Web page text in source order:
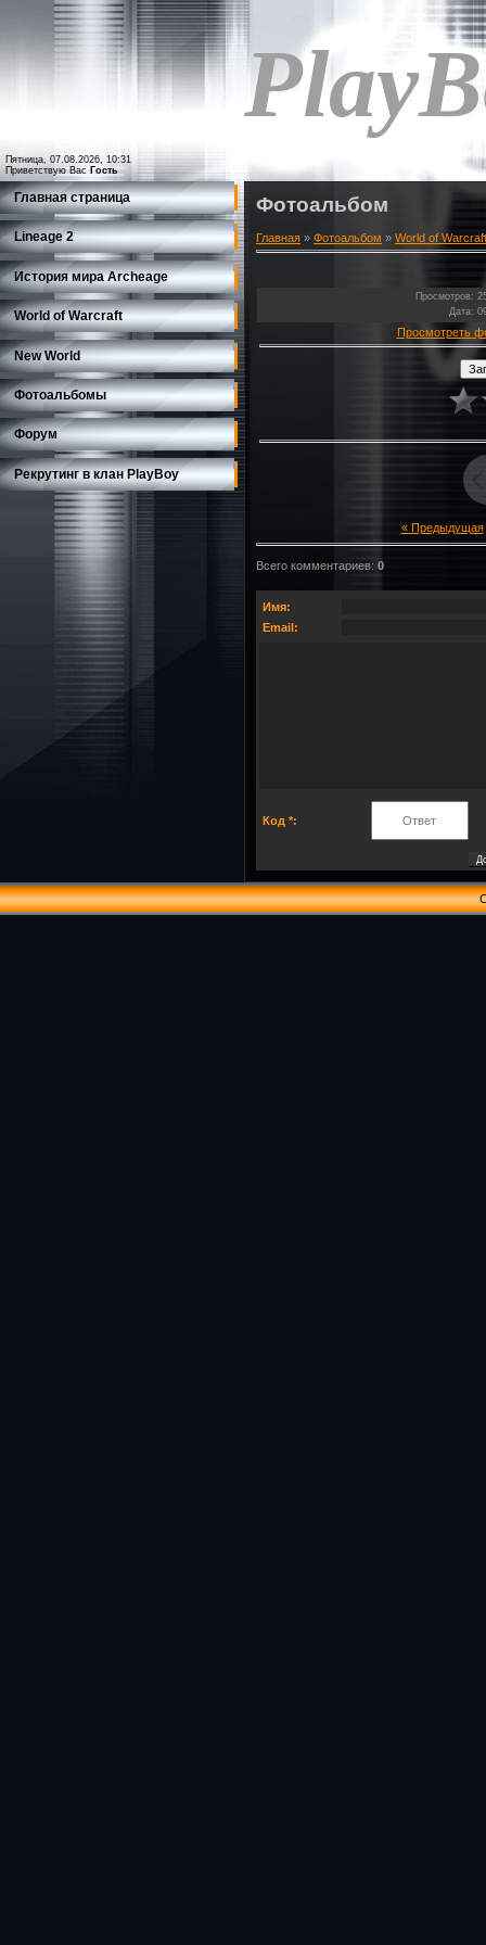
Пятница, 07.08.2026, 10:31
Приветствую Вас Гость
Главная страница
Lineage 2
История мира Archeage
World of Warcraft
New World
Фотоальбомы
Форум
Рекрутинг в клан PlayBoy
Фотоальбом
Главная » Фотоальбом » World of Warcraft
Просмотров:
Дата:
Просмотреть
« Предыдущая
Всего комментариев: 0
Имя:
Email:
Код *: